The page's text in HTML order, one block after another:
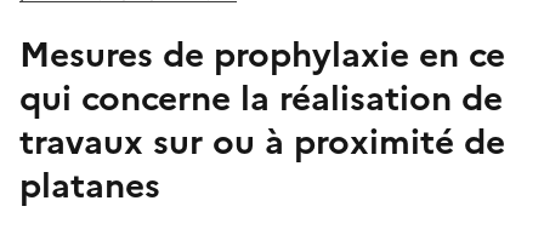
Mesures de prophylaxie en ce
qui concerne la réalisation de
travaux sur ou à proximité de
platanes